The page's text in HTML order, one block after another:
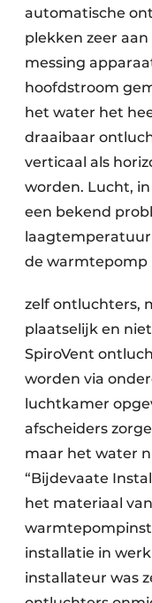
automatische
plekken zeer
messing
hoofdstroom
het water het
draaibaar
verticaal als
worden. Lucht,
een bekend
de warmtepomp
zelf ontluchters,
plaatselijk en
SpiroVent
worden via
luchtkamer
afscheiders
maar het water
“Bijdevaate
het materiaal
installatie in
installateur was